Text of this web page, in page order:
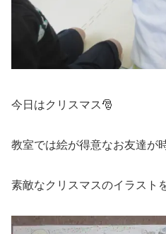
今日はクリスマス🎅
教室では絵が得意なお友達が
素敵なクリスマスのイラスト